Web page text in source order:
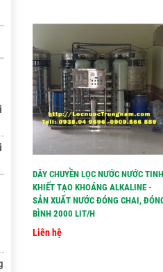
DÂY CHUYỀN LỌC NƯỚC NƯỚC TINH
KHIẾT TẠO KHOÁNG ALKALINE -
SẢN XUẤT NƯỚC ĐÓNG CHAI,
BÌNH 2000 LIT/H
Liên hệ